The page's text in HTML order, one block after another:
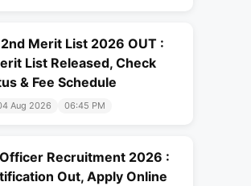
2nd Merit List 2026 OUT :
List Released, Check
& Fee Schedule
Aug 2026 06:45 PM
Recruitment 2026 :
Out, Apply Online